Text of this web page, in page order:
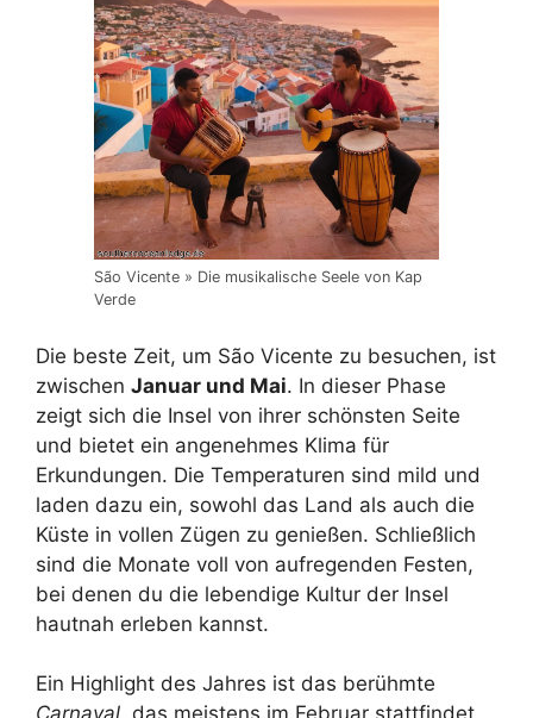
São Vicente » Die musikalische Seele von Kap
Verde
Die beste Zeit, um São Vicente zu besuchen, ist
zwischen Januar und Mai. In dieser Phase
zeigt sich die Insel von ihrer schönsten Seite
und bietet ein angenehmes Klima für
Erkundungen. Die Temperaturen sind mild und
laden dazu ein, sowohl das Land als auch die
Küste in vollen Zügen zu genießen. Schließlich
sind die Monate voll von aufregenden Festen,
bei denen du die lebendige Kultur der Insel
hautnah erleben kannst.
Ein Highlight des Jahres ist das berühmte